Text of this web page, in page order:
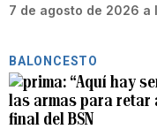
7 de agosto de 2026 a
BALONCESTO
“Aquí hay
las armas para retar
final del BSN